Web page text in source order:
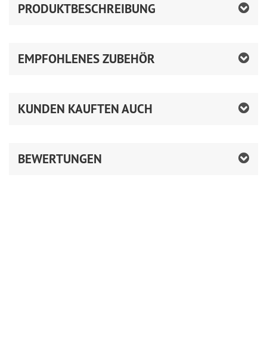
PRODUKTBESCHREIBUNG
EMPFOHLENES ZUBEHÖR
KUNDEN KAUFTEN AUCH
BEWERTUNGEN